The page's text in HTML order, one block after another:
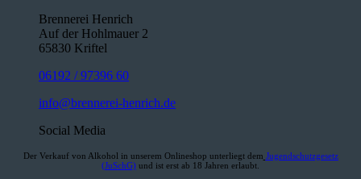
Brennerei Henrich
Auf der Hohlmauer 2
65830 Kriftel
06192 / 97396 60
info@brennerei-henrich.de
Social Media
Der Verkauf von Alkohol in unserem Onlineshop unterliegt dem Jugendschutzgesetz
(JuSchG) und ist erst ab 18 Jahren erlaubt.